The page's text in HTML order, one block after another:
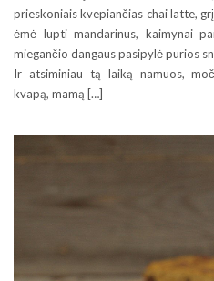
prieskoniais kvepiančias chai latte,
ėmė lupti mandarinus, kaimynai
miegančio dangaus pasipylė purios
Ir atsiminiau tą laiką namuos,
kvapą, mamą […]